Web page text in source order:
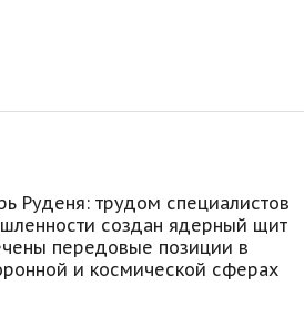
Руденя: трудом специалистов
создан ядерный щит
передовые позиции в
и космической сферах